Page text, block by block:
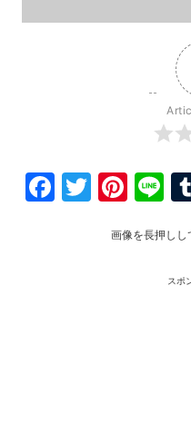
Facebook
Twitter
画像を長押しし
スポ